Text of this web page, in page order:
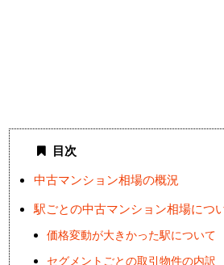
目次
中古マンション相場の概況
駅ごとの中古マンション相場につ
価格変動が大きかった駅について
セグメントごとの取引物件の内訳